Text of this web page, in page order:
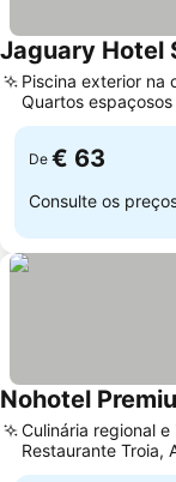
Jaguary Hotel
Piscina exterior na
Quartos
De € 63
Consulte os
Nohotel
Culinária regional
Restaurante Troia,
equipada